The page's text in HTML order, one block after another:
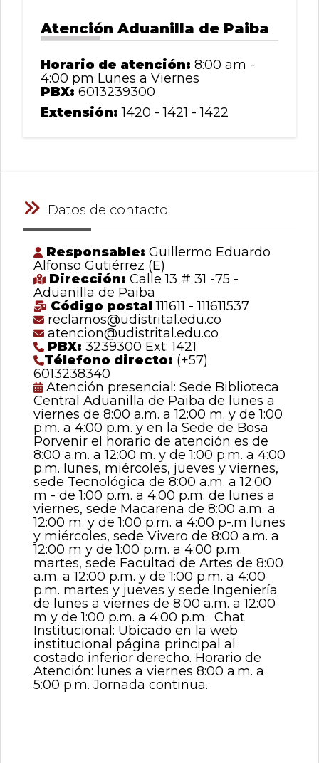
Atención Aduanilla de Paiba
Horario de atención: 8:00 am -
4:00 pm Lunes a Viernes
PBX: 6013239300
Extensión: 1420 - 1421 - 1422
Datos de contacto
Responsable: Guillermo Eduardo
Alfonso Gutiérrez (E)
Dirección: Calle 13 # 31 -75 -
Aduanilla de Paiba
Código postal111611 - 111611537
reclamos@udistrital.edu.co
atencion@udistrital.edu.co
PBX: 3239300 Ext: 1421
Télefono directo: (+57)
6013238340
Atención presencial: Sede Biblioteca
Central Aduanilla de Paiba de lunes a
viernes de 8:00 a.m. a 12:00 m. y de 1:00
p.m. a 4:00 p.m. y en la Sede de Bosa
Porvenir el horario de atención es de
8:00 a.m. a 12:00 m. y de 1:00 p.m. a 4:00
p.m. lunes, miércoles, jueves y viernes,
sede Tecnológica de 8:00 a.m. a 12:00
m - de 1:00 p.m. a 4:00 p.m. de lunes a
viernes, sede Macarena de 8:00 a.m. a
12:00 m. y de 1:00 p.m. a 4:00 p-.m lunes
y miércoles, sede Vivero de 8:00 a.m. a
12:00 m y de 1:00 p.m. a 4:00 p.m.
martes, sede Facultad de Artes de 8:00
a.m. a 12:00 p.m. y de 1:00 p.m. a 4:00
p.m. martes y jueves y sede Ingeniería
de lunes a viernes de 8:00 a.m. a 12:00
m y de 1:00 p.m. a 4:00 p.m. Chat
Institucional: Ubicado en la web
institucional página principal al
costado inferior derecho. Horario de
Atención: lunes a viernes 8:00 a.m. a
5:00 p.m. Jornada continua.